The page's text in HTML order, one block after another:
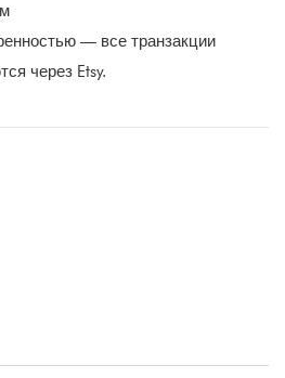
— все транзакции
через Etsy.